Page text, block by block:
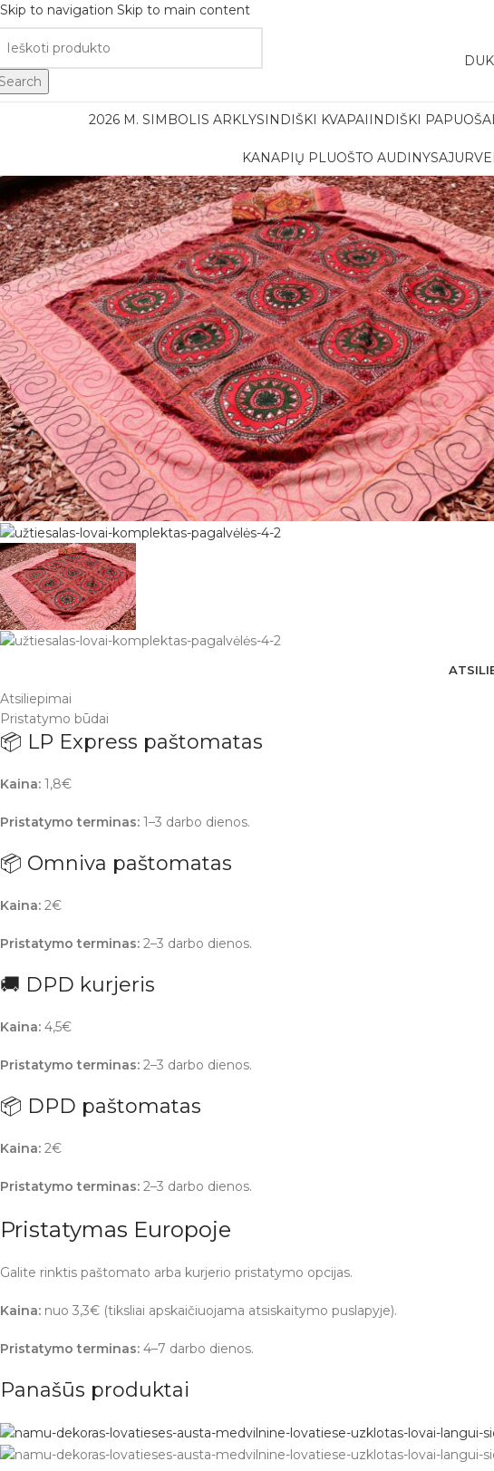
Skip to navigation Skip to main content
DUK
2026 M. SIMBOLIS ARKLYSINDIŠKI KVAPAI INDIŠKI
KANAPIŲ PLUOŠTO AUDINYS
Atsiliepimai
Pristatymo būdai
📦 LP Express paštomatas
Kaina: 1,8€
Pristatymo terminas: 1–3 darbo dienos.
📦 Omniva paštomatas
Kaina: 2€
Pristatymo terminas: 2–3 darbo dienos.
🚚 DPD kurjeris
Kaina: 4,5€
Pristatymo terminas: 2–3 darbo dienos.
📦 DPD paštomatas
Kaina: 2€
Pristatymo terminas: 2–3 darbo dienos.
Pristatymas Europoje
Galite rinktis paštomato arba kurjerio pristatymo opcijas.
Kaina: nuo 3,3€ (tiksliai apskaičiuojama atsiskaitymo puslapyje).
Pristatymo terminas: 4–7 darbo dienos.
Panašūs produktai